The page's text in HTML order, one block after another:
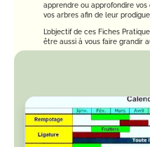
apprendre ou approfondire
vos arbres afin de leur
L’objectif de ces Fiches
être aussi à vous faire grandir